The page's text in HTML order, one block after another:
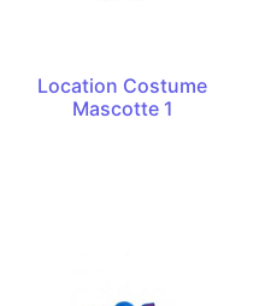
Location Costume
Mascotte 1